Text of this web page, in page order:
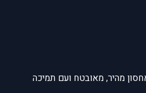
מהיר, מאובטח ועם תמיכה